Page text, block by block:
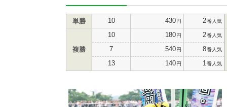
単勝 10 430円 2番人気
複勝
10 180円 2番人気
7 540円 8番人気
13 140円 1 番人気